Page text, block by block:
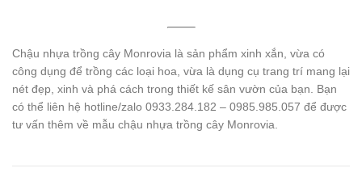
Chậu nhựa trồng cây Monrovia là sản phẩm xinh xắn, vừa có
công dụng để trồng các loại hoa, vừa là dụng cụ trang trí mang lại
nét đẹp, xinh và phá cách trong thiết kế sân vườn của bạn. Bạn
có thể liên hệ hotline/zalo 0933.284.182 – 0985.985.057 để được
tư vấn thêm về mẫu chậu nhựa trồng cây Monrovia.